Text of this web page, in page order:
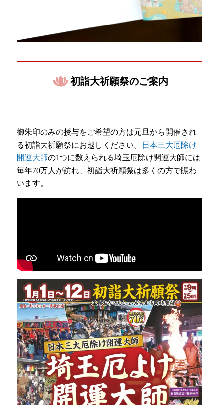
初詣大祈願祭のご案内
御朱印のみの授与をご希望の方は元旦から開催され
る初詣大祈願祭にお越しください。
日本三大厄除け
開運大師の1つに数えられる埼玉厄除け開運大師には
毎年70万人が訪れ、初詣大祈願祭は多くの方で賑わ
います。